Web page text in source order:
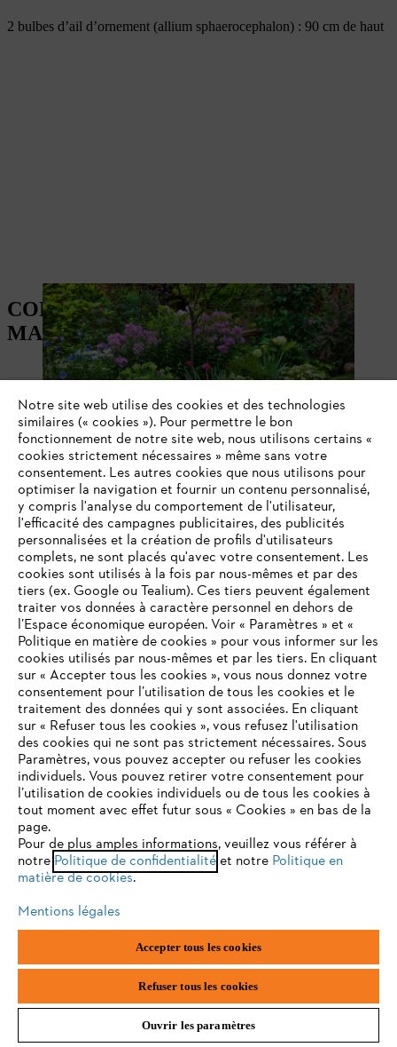
2 bulbes d’ail d’ornement (allium sphaerocephalon) : 90 cm de haut
CONSEILS POUR PLANTER UN
MASSIF DE PLANTES VIVACES
TYPES DE PLANTES VIVACES ET DENSITÉ
DE PLANTATION
Hauteur de la plante
en cm
Fleurs vivaces 60-100
Plantes vivaces compagnes 40-60
Vivaces de remplissage 20-40
Plantes couvre-sol max. 10
Quelle est la fréquence d’arrosage des plantes
vivaces ?
En règle générale, nous recommandons d’arroser les plantes moins
fréquemment, maisplus généreusement. Une ou deux fois par
semaine suffisent généralement, selon la météo et le type de vivaces
vos plantes plus souvent, sans quoi leurs racines ne pourront pas se
développer suffisamment profondément et les plantes vivaces seront
VOTRE NAVIGATEUR INTERNET
N'EST PLUS PRIS EN CHARGE
Vous utilisez un navigateur Internet que nous ne prenons plus
en charge, et certaines fonctionnalités de notre site ne
peuvent fonctionner correctement. Pour une utilisation
optimale de notre site, nous vous recommandons de passer à
l'un des navigateurs suivants :
firefox chrome
edge
Notre site web utilise des cookies et des technologies
similaires (« cookies »). Pour permettre le bon
fonctionnement de notre site web, nous utilisons certains «
cookies strictement nécessaires » même sans votre
consentement. Les autres cookies que nous utilisons pour
optimiser la navigation et fournir un contenu personnalisé,
y compris l'analyse du comportement de l'utilisateur,
l'efficacité des campagnes publicitaires, des publicités
personnalisées et la création de profils d'utilisateurs
complets, ne sont placés qu'avec votre consentement. Les
cookies sont utilisés à la fois par nous-mêmes et par des
tiers (ex. Google ou Tealium). Ces tiers peuvent également
traiter vos données à caractère personnel en dehors de
l’Espace économique européen. Voir « Paramètres » et «
Politique en matière de cookies » pour vous informer sur les
cookies utilisés par nous-mêmes et par les tiers. En cliquant
sur « Accepter tous les cookies », vous nous donnez votre
consentement pour l’utilisation de tous les cookies et le
traitement des données qui y sont associées. En cliquant
sur « Refuser tous les cookies », vous refusez l'utilisation
des cookies qui ne sont pas strictement nécessaires. Sous
Paramètres, vous pouvez accepter ou refuser les cookies
individuels. Vous pouvez retirer votre consentement pour
l’utilisation de cookies individuels ou de tous les cookies à
tout moment avec effet futur sous « Cookies » en bas de la
page.
Pour de plus amples informations, veuillez vous référer à
notre Politique de confidentialitéet notre Politique en
matière de cookies.
Mentions légales
Accepter tous les cookies
Refuser tous les cookies
Ouvrir les paramètres